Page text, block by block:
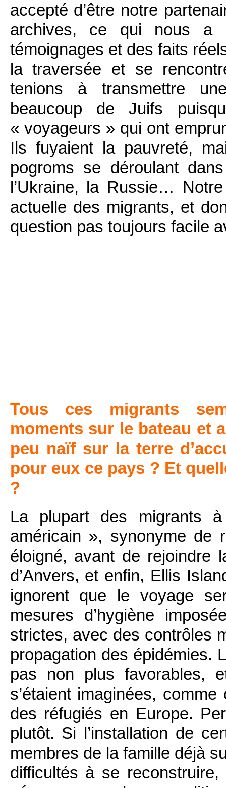
accepté d’être notre
archives, ce qui nous a
témoignages et des faits
la traversée et se
tenions à transmettre
beaucoup de Juifs
« voyageurs » qui ont
Ils fuyaient la pauvreté,
pogroms se déroulant
l’Ukraine, la Russie…
actuelle des migrants, et
question pas toujours facile
Tous ces migrants
moments sur le bateau et
peu naïf sur la terre
pour eux ce pays ? Et
?
La plupart des migrants
américain », synonyme de
éloigné, avant de rejoindre
d’Anvers, et enfin, Ellis
ignorent que le voyage
mesures d’hygiène
strictes, avec des contrôles
propagation des épidémies.
pas non plus favorables,
s’étaient imaginées,
des réfugiés en Europe.
plutôt. Si l’installation de
membres de la famille déjà
difficultés à se